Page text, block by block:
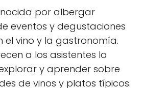
por albergar
eventos y degustaciones
el vino y la gastronomía.
a los asistentes la
y aprender sobre
de vinos y platos típicos.